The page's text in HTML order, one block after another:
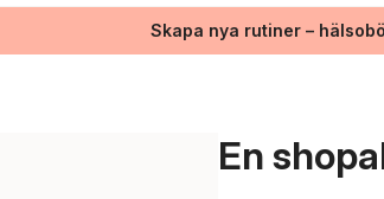
Skapa nya rutiner –
En